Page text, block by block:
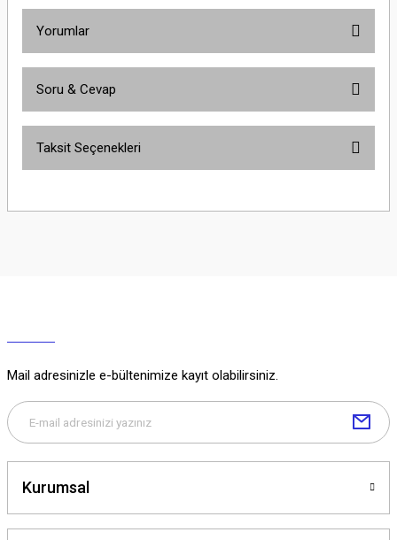
Yorumlar
Soru & Cevap
Soru Sor
Taksit Seçenekleri
Mail adresinizle e-bültenimize kayıt olabilirsiniz.
Kurumsal